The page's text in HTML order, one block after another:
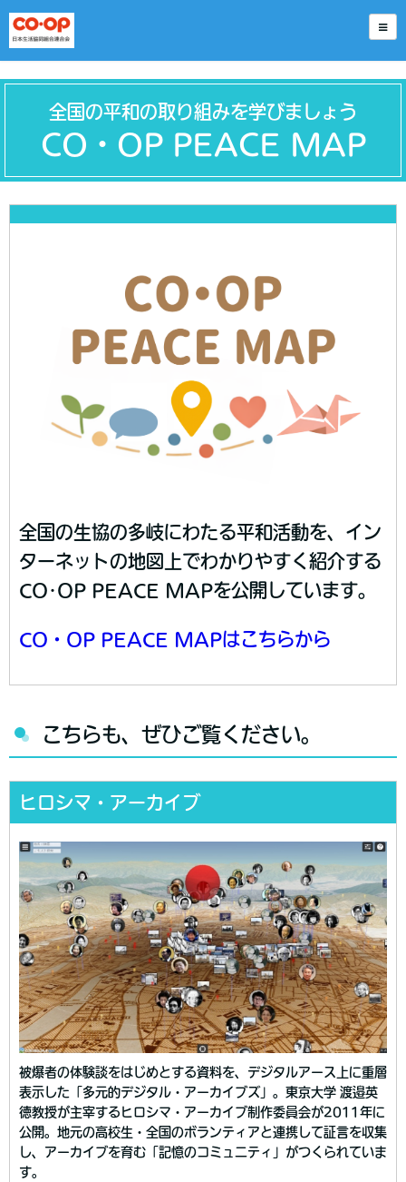
全国の平和の取り組みを学びましょう
CO・OP PEACE MAP
全国の生協の多岐にわたる平和活動を、イン
ターネットの地図上でわかりやすく紹介する
CO･OP PEACE MAPを公開しています。
CO・OP PEACE MAPはこちらから
こちらも、ぜひご覧ください。
ヒロシマ・アーカイブ
被爆者の体験談をはじめとする資料を、デジタルアース上に重層
表示した「多元的デジタル・アーカイブズ」。東京大学 渡邉英
徳教授が主宰するヒロシマ・アーカイブ制作委員会が2011年に
公開。地元の高校生・全国のボランティアと連携して証言を収集
し、アーカイブを育む「記憶のコミュニティ」がつくられていま
す。